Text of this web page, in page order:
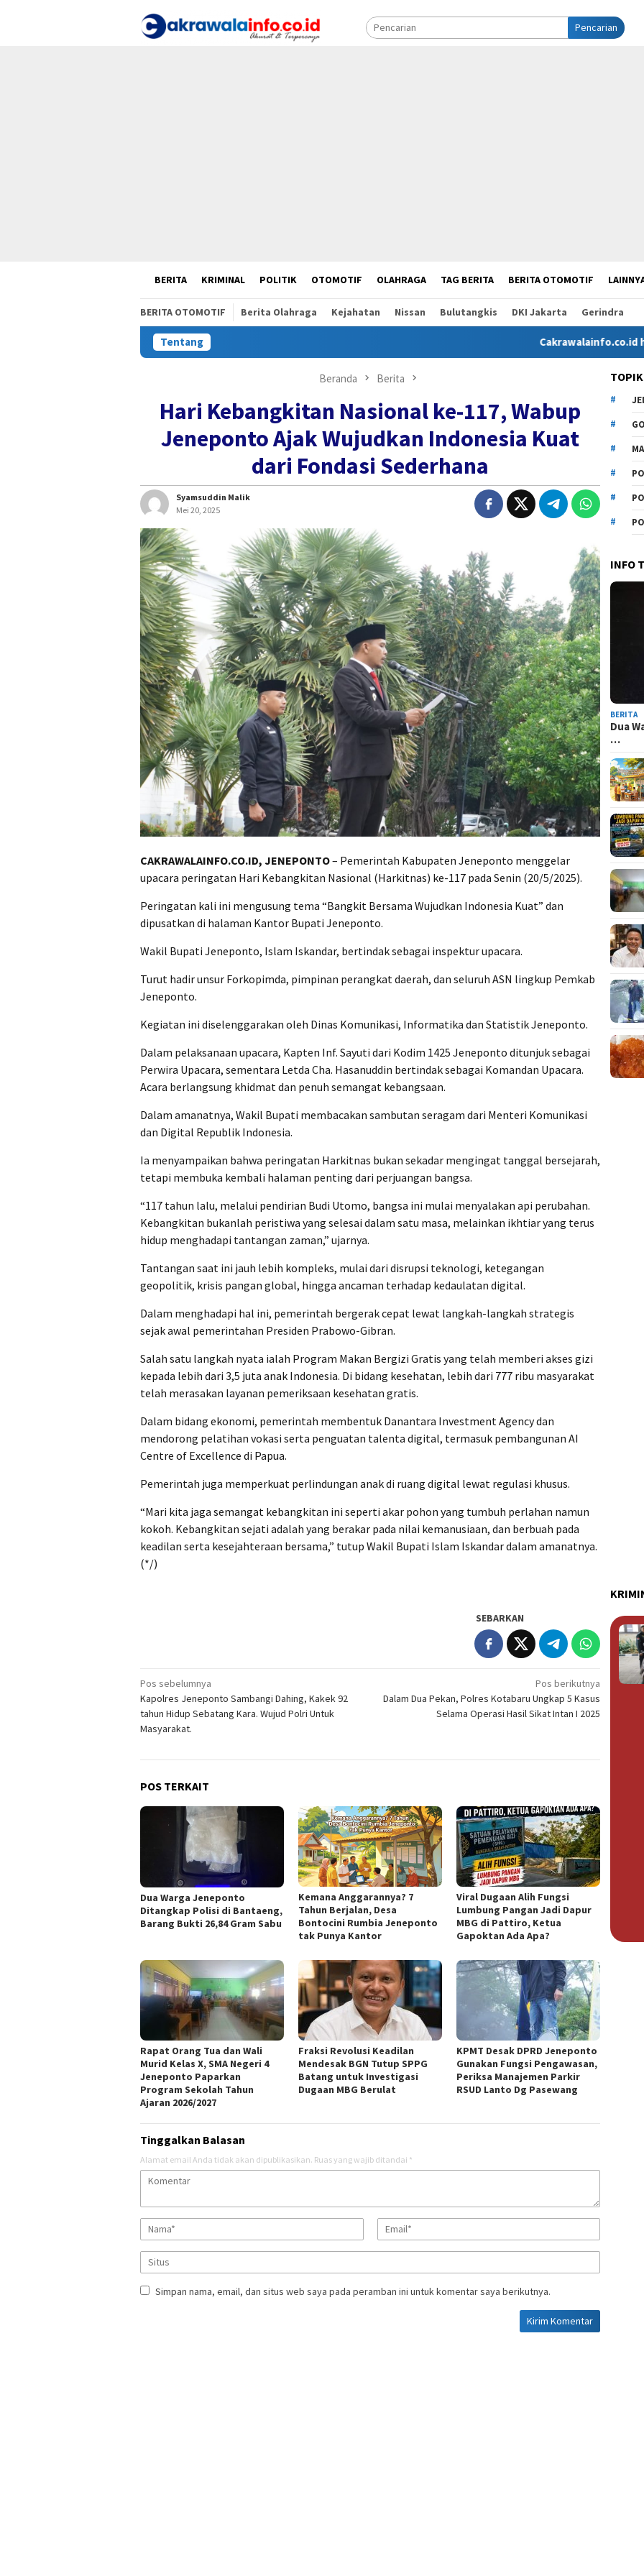
Pencarian
HOMEBERITA KRIMINAL POLITIK OTOMOTIF OLAHRAGA TAG BERITA BERITA OTOMOTIF
BERITA OTOMOTIF Berita Olahraga Kejahatan Nissan Bulutangkis DKI Jakarta Gerindra
Tentang Cakrawalainfo.co.id hadir
Beranda Berita
Hari Kebangkitan Nasional ke-117, Wabup
Jeneponto Ajak Wujudkan Indonesia Kuat
dari Fondasi Sederhana
Syamsuddin Malik
Mei 20, 2025
CAKRAWALAINFO.CO.ID, JENEPONTO– Pemerintah Kabupaten Jeneponto menggelar
upacara peringatan Hari Kebangkitan Nasional (Harkitnas) ke-117 pada Senin (20/5/2025).
Peringatan kali ini mengusung tema “Bangkit Bersama Wujudkan Indonesia Kuat” dan
dipusatkan di halaman Kantor Bupati Jeneponto.
‎Wakil Bupati Jeneponto, Islam Iskandar, bertindak sebagai inspektur upacara.
Turut hadir unsur Forkopimda, pimpinan perangkat daerah, dan seluruh ASN lingkup Pemkab
Jeneponto.
Kegiatan ini diselenggarakan oleh Dinas Komunikasi, Informatika dan Statistik Jeneponto.
‎Dalam pelaksanaan upacara, Kapten Inf. Sayuti dari Kodim 1425 Jeneponto ditunjuk sebagai
Perwira Upacara, sementara Letda Cha. Hasanuddin bertindak sebagai Komandan Upacara.
Acara berlangsung khidmat dan penuh semangat kebangsaan.
‎Dalam amanatnya, Wakil Bupati membacakan sambutan seragam dari Menteri Komunikasi
dan Digital Republik Indonesia.
Ia menyampaikan bahwa peringatan Harkitnas bukan sekadar mengingat tanggal bersejarah,
tetapi membuka kembali halaman penting dari perjuangan bangsa.
‎“117 tahun lalu, melalui pendirian Budi Utomo, bangsa ini mulai menyalakan api perubahan.
Kebangkitan bukanlah peristiwa yang selesai dalam satu masa, melainkan ikhtiar yang terus
hidup menghadapi tantangan zaman,” ujarnya.
‎Tantangan saat ini jauh lebih kompleks, mulai dari disrupsi teknologi, ketegangan
geopolitik, krisis pangan global, hingga ancaman terhadap kedaulatan digital.
Dalam menghadapi hal ini, pemerintah bergerak cepat lewat langkah-langkah strategis
sejak awal pemerintahan Presiden Prabowo-Gibran.
‎Salah satu langkah nyata ialah Program Makan Bergizi Gratis yang telah memberi akses gizi
kepada lebih dari 3,5 juta anak Indonesia. Di bidang kesehatan, lebih dari 777 ribu masyarakat
telah merasakan layanan pemeriksaan kesehatan gratis.
‎Dalam bidang ekonomi, pemerintah membentuk Danantara Investment Agency dan
mendorong pelatihan vokasi serta penguatan talenta digital, termasuk pembangunan AI
Centre of Excellence di Papua.
Pemerintah juga memperkuat perlindungan anak di ruang digital lewat regulasi khusus.
‎“Mari kita jaga semangat kebangkitan ini seperti akar pohon yang tumbuh perlahan namun
kokoh. Kebangkitan sejati adalah yang berakar pada nilai kemanusiaan, dan berbuah pada
keadilan serta kesejahteraan bersama,” tutup Wakil Bupati Islam Iskandar dalam amanatnya.
(*/)
SEBARKAN
Navigasi
pos
Pos sebelumnya
Kapolres Jeneponto Sambangi Dahing, Kakek 92
tahun Hidup Sebatang Kara. Wujud Polri Untuk
Masyarakat.
Pos berikutnya
Dalam Dua Pekan, Polres Kotabaru Ungkap 5 Kasus
Selama Operasi Hasil Sikat Intan I 2025
POS TERKAIT
Dua Warga Jeneponto
Ditangkap Polisi di Bantaeng,
Barang Bukti 26,84 Gram Sabu
Kemana Anggarannya? 7
Tahun Berjalan, Desa
Bontocini Rumbia Jeneponto
tak Punya Kantor
Viral Dugaan Alih Fungsi
Lumbung Pangan Jadi Dapur
MBG di Pattiro, Ketua
Gapoktan Ada Apa?
Rapat Orang Tua dan Wali
Murid Kelas X, SMA Negeri 4
Jeneponto Paparkan
Program Sekolah Tahun
Ajaran 2026/2027
Fraksi Revolusi Keadilan
Mendesak BGN Tutup SPPG
Batang untuk Investigasi
Dugaan MBG Berulat
KPMT Desak DPRD Jeneponto
Gunakan Fungsi Pengawasan,
Periksa Manajemen Parkir
RSUD Lanto Dg Pasewang
Tinggalkan Balasan
Alamat email Anda tidak akan dipublikasikan. Ruas yang wajib ditandai *
Simpan nama, email, dan situs web saya pada peramban ini untuk komentar saya berikutnya.
INFO
BERITA
Dua
…